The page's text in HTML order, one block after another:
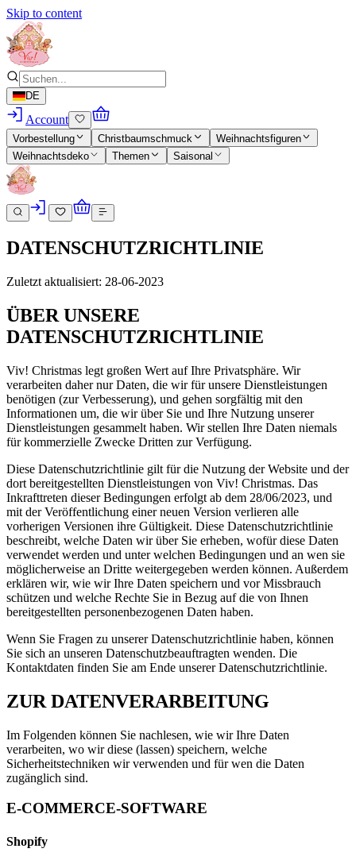
Skip to content
DE
Account
Vorbestellung Christbaumschmuck
Weihnachtsfiguren
Weihnachtsdeko
Themen Saisonal
DATENSCHUTZRICHTLINIE
Zuletzt aktualisiert: 28-06-2023
ÜBER UNSERE
DATENSCHUTZRICHTLINIE
Viv! Christmas legt großen Wert auf Ihre Privatsphäre. Wir
verarbeiten daher nur Daten, die wir für unsere Dienstleistungen
benötigen (zur Verbesserung), und gehen sorgfältig mit den
Informationen um, die wir über Sie und Ihre Nutzung unserer
Dienstleistungen gesammelt haben. Wir stellen Ihre Daten niemals
für kommerzielle Zwecke Dritten zur Verfügung.
Diese Datenschutzrichtlinie gilt für die Nutzung der Website und der
dort bereitgestellten Dienstleistungen von Viv! Christmas. Das
Inkrafttreten dieser Bedingungen erfolgt ab dem 28/06/2023, und
mit der Veröffentlichung einer neuen Version verlieren alle
vorherigen Versionen ihre Gültigkeit. Diese Datenschutzrichtlinie
beschreibt, welche Daten wir über Sie erheben, wofür diese Daten
verwendet werden und unter welchen Bedingungen und an wen sie
möglicherweise an Dritte weitergegeben werden können. Außerdem
erklären wir, wie wir Ihre Daten speichern und vor Missbrauch
schützen und welche Rechte Sie in Bezug auf die von Ihnen
bereitgestellten personenbezogenen Daten haben.
Wenn Sie Fragen zu unserer Datenschutzrichtlinie haben, können
Sie sich an unseren Datenschutzbeauftragten wenden. Die
Kontaktdaten finden Sie am Ende unserer Datenschutzrichtlinie.
ZUR DATENVERARBEITUNG
Im Folgenden können Sie nachlesen, wie wir Ihre Daten
verarbeiten, wo wir diese (lassen) speichern, welche
Sicherheitstechniken wir verwenden und für wen die Daten
zugänglich sind.
E-COMMERCE-SOFTWARE
Shopify